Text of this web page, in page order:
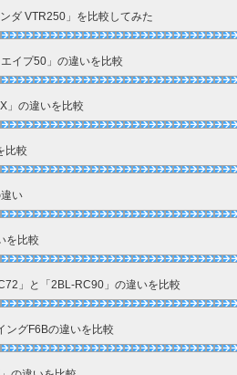
ダ VTR250」を比較してみた
イプ50」の違いを比較
」の違いを比較
比較
い
を比較
」と「2BL-RC90」の違いを比較
ングF6Bの違いを比較